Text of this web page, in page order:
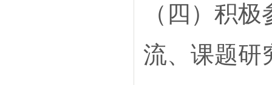
（四）积
流、课题研